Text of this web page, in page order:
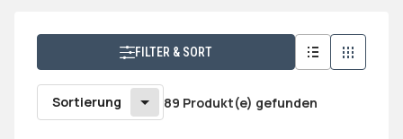
FILTER & SORT
Sortierung 89 Produkt(e) gefunden